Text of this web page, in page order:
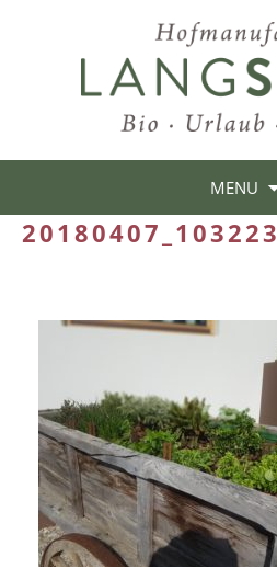
MENU
20180407_103223